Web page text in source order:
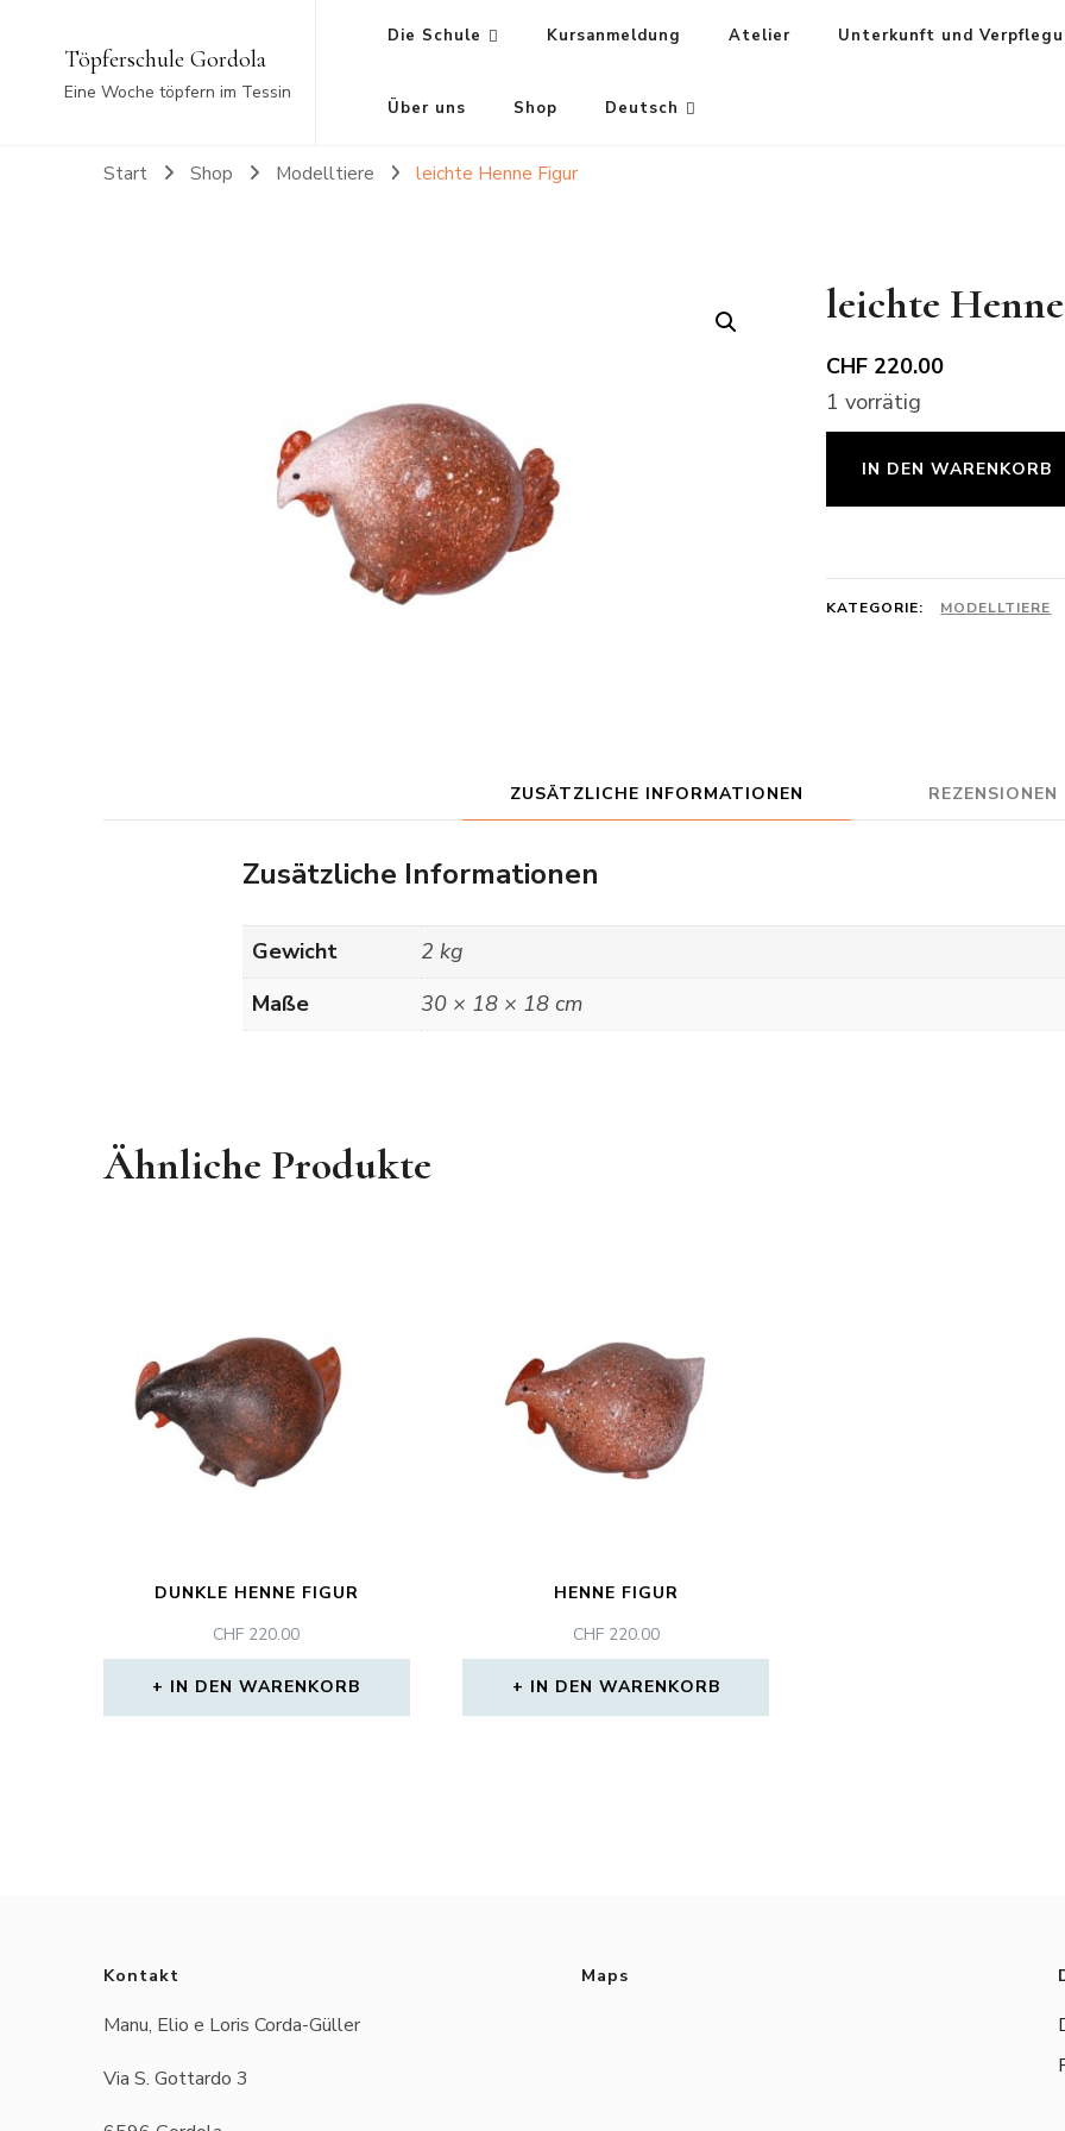
Töpferschule Gordola
Eine Woche töpfern im Tessin
Die Schule Kursanmeldung Atelier Unterkunft und
Über uns Shop Deutsch
Start Shop Modelltiere leichte Henne Figur
leichte
CHF 220.00
1 vorrätig
IN DEN WARENKORB
KATEGORIE: MODELLTIERE
ZUSÄTZLICHE INFORMATIONEN REZENSIONEN
Zusätzliche Informationen
Gewicht
2 kg
Maße
30 × 18 × 18 cm
Ähnliche Produkte
DUNKLE HENNE FIGUR
CHF 220.00
IN DEN WARENKORB
HENNE FIGUR
CHF220.00
IN DEN WARENKORB
Kontakt
Manu, Elio e Loris Corda-Güller
Via S. Gottardo 3
Maps